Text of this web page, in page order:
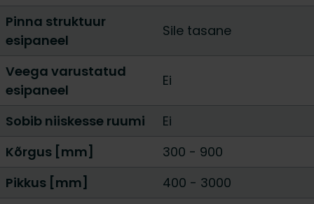
Pinna struktuur
esipaneel
Sile tasane
Veega varustatud
esipaneel
Ei
Sobib niiskesse ruumi
Ei
Kõrgus [mm]
300 - 900
Pikkus [mm]
400 - 3000